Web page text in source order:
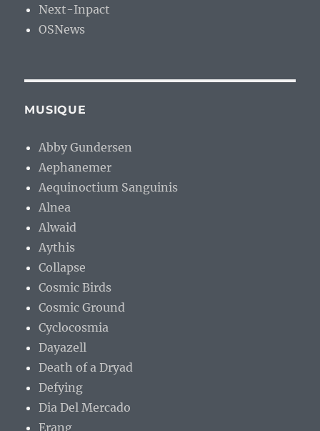
Next-Inpact
OSNews
MUSIQUE
Abby Gundersen
Aephanemer
Aequinoctium Sanguinis
Alnea
Alwaid
Aythis
Collapse
Cosmic Birds
Cosmic Ground
Cyclocosmia
Dayazell
Death of a Dryad
Defying
Dia Del Mercado
Erang